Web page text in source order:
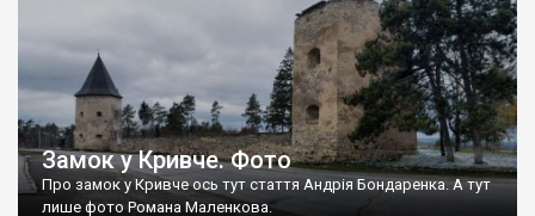
Замок у Кривче. Фото
Про замок у Кривче ось тут стаття Андрія Бондаренка. А тут
лише фото Романа Маленкова.